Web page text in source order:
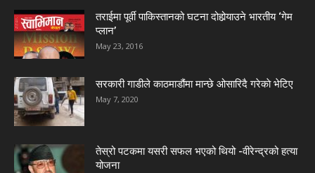
तराईमा पूर्वी पाकिस्तानको घटना दोहोर्‍याउने भारतीय ‘गेम
प्लान’
May 23, 2016
सरकारी गाडीले काठमाडौंमा मान्छे ओसारिदै गरेकाे भेटिए
May 7, 2020
तेस्रो पटकमा यसरी सफल भएको थियो -वीरेन्द्रको हत्या
योजना